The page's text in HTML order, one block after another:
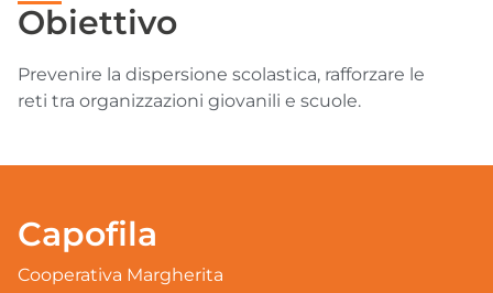
Obiettivo
Prevenire la dispersione scolastica, rafforzare le
reti tra organizzazioni giovanili e scuole.
Capofila
Cooperativa Margherita